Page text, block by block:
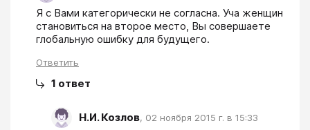
Я с Вами категорически не согласна. Уча женщин
становиться на второе место, Вы совершаете
глобальную ошибку для будущего.
Ответить
1 ответ
Н.И. Козлов, 02 ноября 2015 г. в 15:33